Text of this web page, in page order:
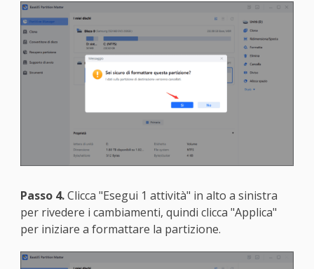
Passo 4.Clicca "Esegui 1 attività" in alto a sinistra
per rivedere i cambiamenti, quindi clicca "Applica"
per iniziare a formattare la partizione.